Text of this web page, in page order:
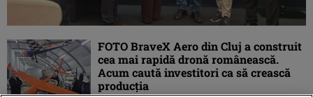
FOTO BraveX Aero din Cluj a construit
cea mai rapidă dronă românească.
Acum caută investitori ca să crească
producția